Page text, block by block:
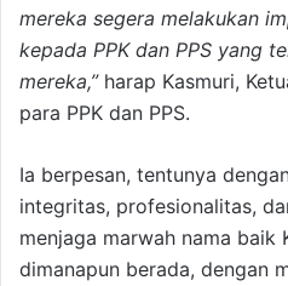
mereka segera melakukan
kepada PPK dan PPS yang
mereka,”harap Kasmuri,
para PPK dan PPS.
Ia berpesan, tentunya
integritas, profesionalitas,
menjaga marwah nama baik
dimanapun berada, dengan